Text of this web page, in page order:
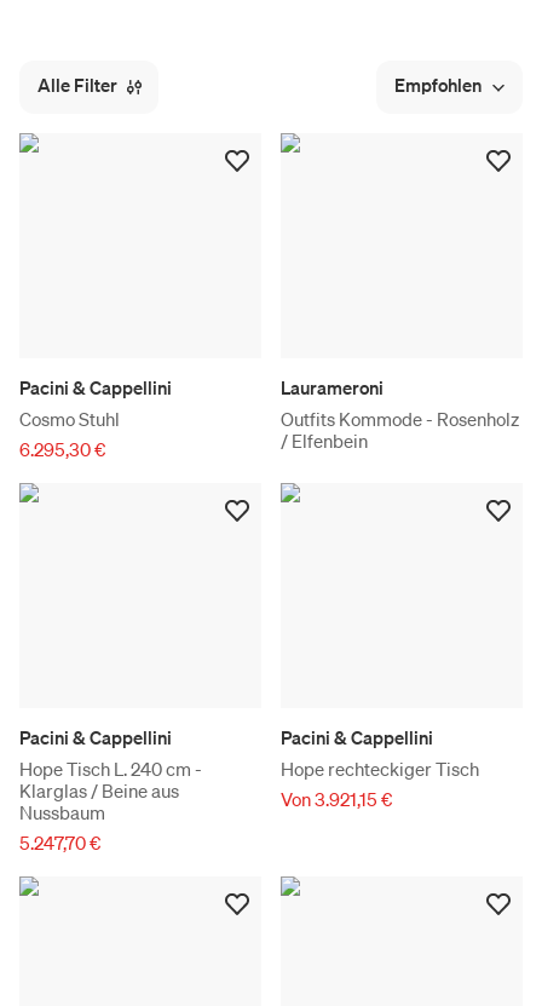
Alle Filter Empfohlen
Pacini & Cappellini
Cosmo Stuhl
6.295,30 €
Laurameroni
Outfits Kommode - Rosenholz
/ Elfenbein
Pacini & Cappellini
Hope Tisch L. 240 cm -
Klarglas / Beine aus
Nussbaum
5.247,70 €
Pacini & Cappellini
Hope rechteckiger Tisch
Von 3.921,15 €